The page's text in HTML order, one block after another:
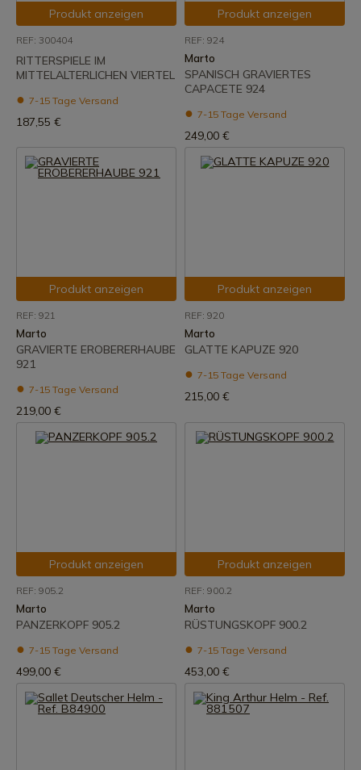
Produkt anzeigen
REF: 300404
RITTERSPIELE IM
MITTELALTERLICHEN VIERTEL
7-15 Tage Versand
187,55 €
Produkt anzeigen
REF: 924
Marto
SPANISCH GRAVIERTES
CAPACETE 924
7-15 Tage Versand
249,00 €
Produkt anzeigen
REF: 921
Marto
GRAVIERTE EROBERERHAUBE
921
7-15 Tage Versand
219,00 €
Produkt anzeigen
REF: 920
Marto
GLATTE KAPUZE 920
7-15 Tage Versand
215,00 €
Produkt anzeigen
REF: 905.2
Marto
PANZERKOPF 905.2
7-15 Tage Versand
499,00 €
Produkt anzeigen
REF: 900.2
Marto
RÜSTUNGSKOPF 900.2
7-15 Tage Versand
453,00 €